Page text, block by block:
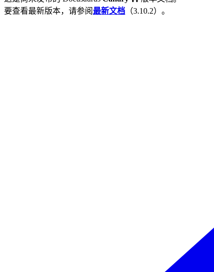
要查看最新版本，请参阅最新文档 （3.10.2）。